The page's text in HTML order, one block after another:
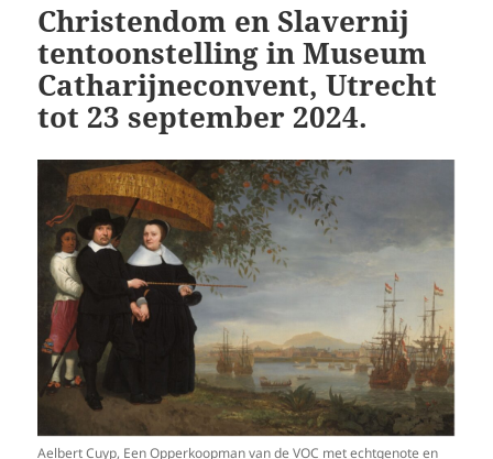
Christendom en Slavernij
tentoonstelling in Museum
Catharijneconvent, Utrecht
tot 23 september 2024.
Aelbert Cuyp, Een Opperkoopman van de VOC met echtgenote en